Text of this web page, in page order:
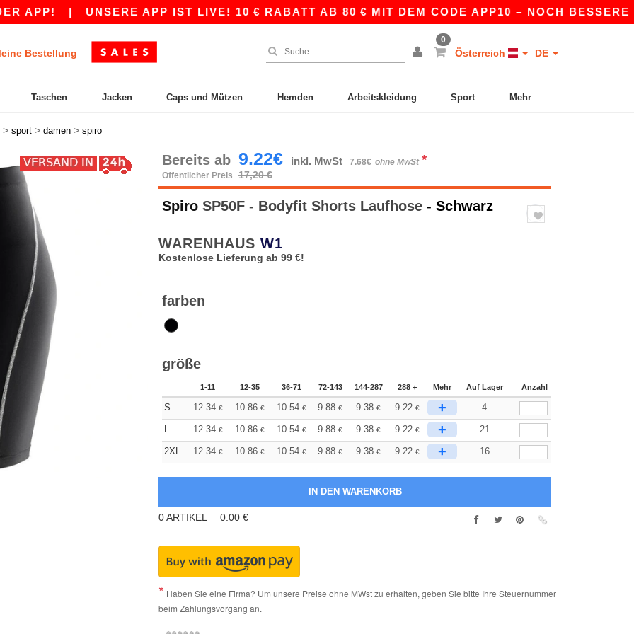
|UNSERE APP IST LIVE! 10 € RABATT AB 80 € MIT DEM CODE APP10 – NOCH BESSERE
Bestellung
0
Österreich DE
Taschen Jacken Caps und Mützen Hemden Arbeitskleidung Sport Mehr
> sport > damen > spiro
Bereits ab 9.22€ inkl. MwSt 7.68€ ohne MwSt *
Öffentlicher Preis 17,20 €
Spiro SP50F - Bodyfit Shorts Laufhose - Schwarz
WARENHAUS W1
Kostenlose Lieferung ab 99 €!
farben
größe
1-11 12-35 36-71 72-143 144-287 288 + Mehr Auf Lager Anzahl
S 12.34 € 10.86 € 10.54 € 9.88 € 9.38 € 9.22 € + 4
L 12.34 € 10.86 € 10.54 € 9.88 € 9.38 € 9.22 € + 21
2XL 12.34 € 10.86 € 10.54 € 9.88 € 9.38 € 9.22 € + 16
0ARTIKEL 0.00 €
Haben Sie eine Firma? Um unsere Preise ohne MWst zu erhalten, geben Sie bitte Ihre Steuernummer
beim Zahlungsvorgang an.